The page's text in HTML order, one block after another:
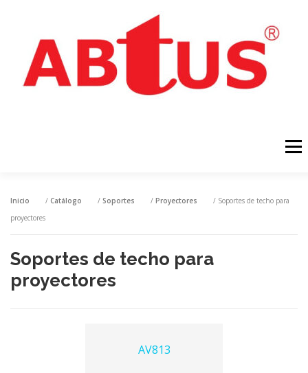
Menú
INICIO PRODUCTOS NOTÍCIAS DESCARGAS
CONTACTAR
Inicio / Catálogo / Soportes / Proyectores
/ Soportes de techo para
proyectores
Soportes de techo para
proyectores
AV813